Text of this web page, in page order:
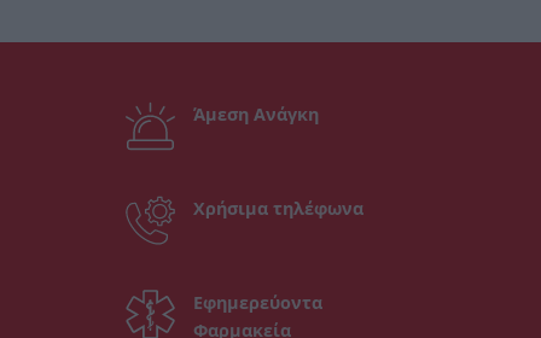
Άμεση Ανάγκη
Χρήσιμα τηλέφωνα
Εφημερεύοντα
Φαρμακεία